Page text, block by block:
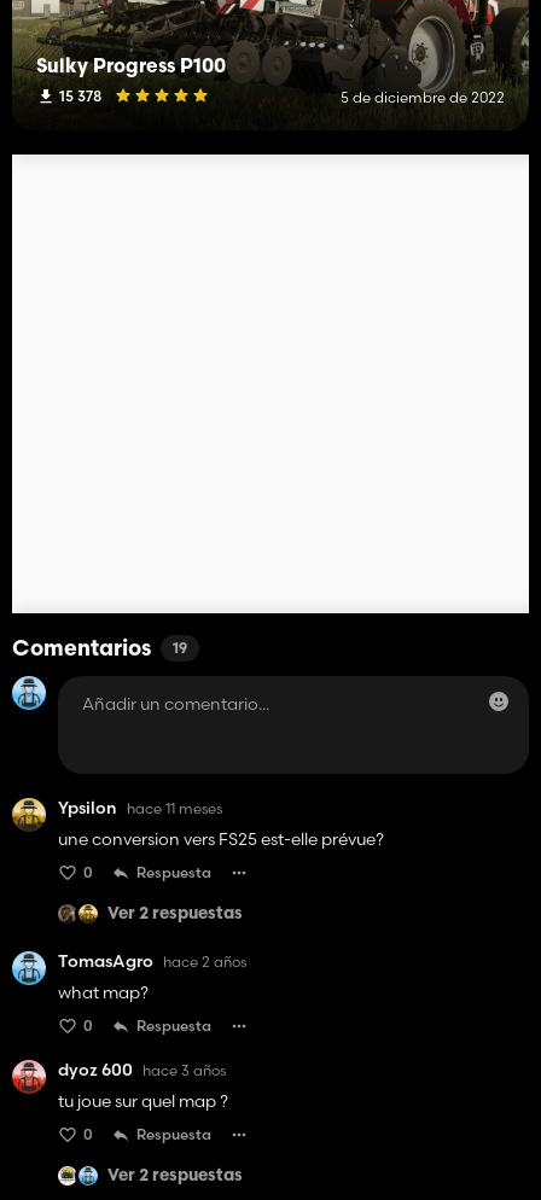
Sulky Progress P100
15 378 5 de diciembre de 2022
Comentarios 19
Ypsilon hace 11 meses
une conversion vers FS25 est-elle prévue?
0 Respuesta
Ver 2 respuestas
TomasAgro hace 2 años
what map?
0 Respuesta
dyoz 600 hace 3 años
tu joue sur quel map ?
0 Respuesta
Ver 2 respuestas